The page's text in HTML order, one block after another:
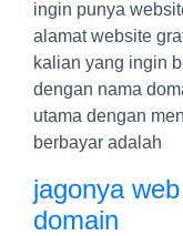
ingin punya
alamat website
kalian yang ingin
dengan nama
utama dengan
berbayar adalah
jagonya
domain